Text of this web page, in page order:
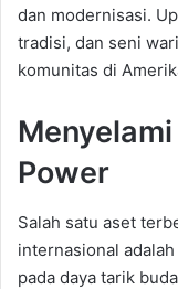
dan modernisasi.
tradisi, dan seni
komunitas di
Power
Salah satu aset
internasional
pada daya tarik